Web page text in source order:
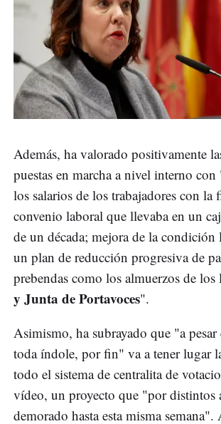
Además, ha valorado positivamente
puestas en marcha a nivel interno
los salarios de los trabajadores con la
convenio laboral que llevaba en un
de un década; mejora de la
un plan de reducción progresiva de
prebendas como los almuerzos de los
y Junta de Portavoces".
Asimismo, ha subrayado que "a pesar
toda índole, por fin" va a tener lugar
todo el sistema de centralita de
vídeo, un proyecto que "por distintos
demorado hasta esta misma